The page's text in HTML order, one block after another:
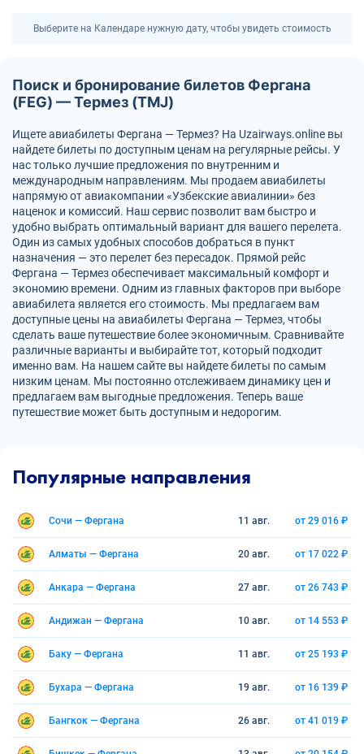
Выберите на Календаре нужную дату, чтобы увидеть стоимость
Поиск и бронирование билетов Фергана
(FEG) — Термез (TMJ)
Ищете авиабилеты Фергана — Термез? На Uzairways.online вы
найдете билеты по доступным ценам на регулярные рейсы. У
нас только лучшие предложения по внутренним и
международным направлениям. Мы продаем авиабилеты
напрямую от авиакомпании «Узбекские авиалинии» без
наценок и комиссий. Наш сервис позволит вам быстро и
удобно выбрать оптимальный вариант для вашего перелета.
Один из самых удобных способов добраться в пункт
назначения — это перелет без пересадок. Прямой рейс
Фергана — Термез обеспечивает максимальный комфорт и
экономию времени. Одним из главных факторов при выборе
авиабилета является его стоимость. Мы предлагаем вам
доступные цены на авиабилеты Фергана — Термез, чтобы
сделать ваше путешествие более экономичным. Сравнивайте
различные варианты и выбирайте тот, который подходит
именно вам. На нашем сайте вы найдете билеты по самым
низким ценам. Мы постоянно отслеживаем динамику цен и
предлагаем вам выгодные предложения. Теперь ваше
путешествие может быть доступным и недорогим.
Популярные направления
Сочи — Фергана 11 авг. от 29 016 ₽
Алматы — Фергана 20 авг. от 17 022 ₽
Анкара — Фергана 27 авг. от 26 743 ₽
Андижан — Фергана 10 авг. от 14 553 ₽
Баку — Фергана 11 авг. от 25 193 ₽
Бухара — Фергана 19 авг. от 16 139 ₽
Бангкок — Фергана 26 авг. от 41 019 ₽